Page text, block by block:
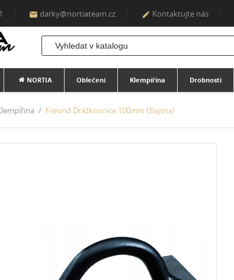
 darky@nortiateam.cz  Kontaktujte nás
NORTIA Oblečení Klempířina Drobnosti
Freund Drážkovnice 100mm (šlajsna)